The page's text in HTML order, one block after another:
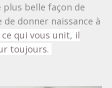
belle façon de
donner naissance à
qui vous unit, il
toujours.